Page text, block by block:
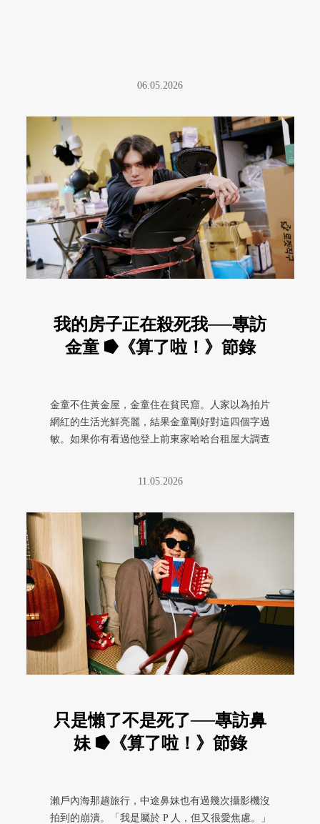
06.05.2026
我的房子正在殺死我──專訪
金童 ⭓《算了啦！》節錄
金童不住黃金屋，金童住在貧民窟。人家以為拍片
網紅的生活光鮮亮麗，結果金童剛好對這四個字過
敏。如果你有看過他登上前東家哈哈台租屋大調查
11.05.2026
只是懶了不是死了──專訪鼻
妹 ⭓《算了啦！》節錄
瀨戶內海那趟旅行，中途鼻妹也有過幾次攝影機沒
拍到的崩潰。「我是屬於 P 人，但又很愛焦慮。」